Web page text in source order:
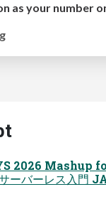
2026 Mashup
ーバーレス入門